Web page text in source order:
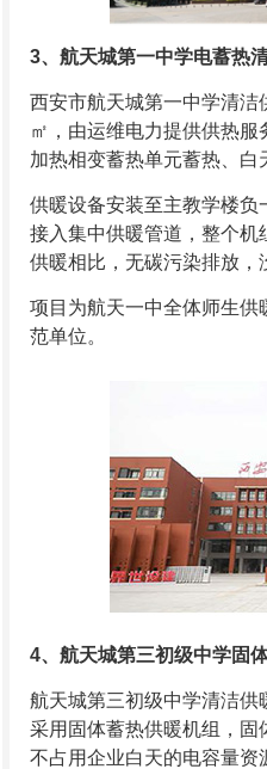
3、航天城第一中学电蓄热
西安市航天城第一中学清洁
㎡，由运维电力提供供热
加热相变蓄热单元蓄热、白
供暖设备安装至主教学楼
接入集中供暖管道，整个
供暖相比，无碳污染排放
项目为航天一中全体师生
范单位。
4、航天城第三初级中学固
航天城第三初级中学清洁
采用固体蓄热供暖机组，
不占用企业白天的电容量